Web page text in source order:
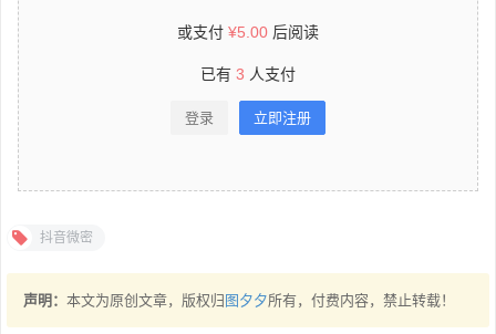
或支付 ¥5.00 后阅读
已有 3 人支付
登录 立即注册
抖音微密
声明： 本文为原创文章，版权归 图夕夕所有，付费内容，禁止转载！